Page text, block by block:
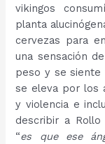
vikingos
planta
cervezas para
una sensación
peso y se siente
se eleva por los
y violencia e
describir a Rollo
“es que ese